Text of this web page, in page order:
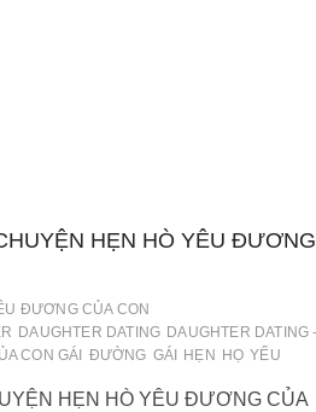
HẸN HÒ YÊU ĐƯƠNG
ĐƯƠNG CỦA CON
DAUGHTER DATING DAUGHTER DATING
CON GÁI
ĐƯỜNG GÁI HẸN HỌ YẾU
HẸN HÒ YÊU ĐƯƠNG CỦA